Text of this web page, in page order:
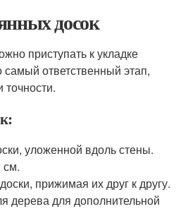
досок
приступать к укладке
ответственный этап,
уложенной вдоль стены.
см.
прижимая их друг к другу.
дерева для дополнительной